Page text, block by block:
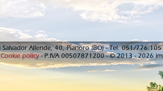
Salvador Allende, 40, Pianoro (BO) - Tel. 051/
Cookie policy- P.IVA 00507871200 - © 2013 - 2026